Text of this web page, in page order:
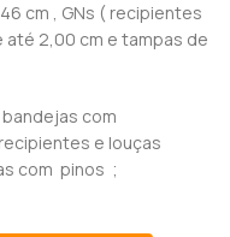
cm , GNs ( recipientes
2,00 cm e tampas de
com
e louças
com pinos ;